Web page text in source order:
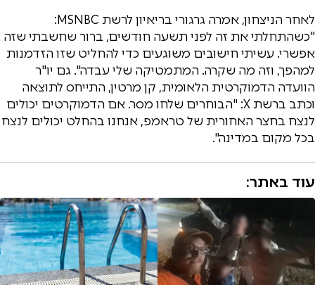
לאחר הניצחון, אמרה גרגורי בריאיון לרשת MSNBC:
"כשהתחלתי את זה לפני תשעה חודשים, ברור שחשבתי שזה
אפשרי. עשיתי חישובים משוגעים כדי להחליט שזו הזדמנות
למהפך, וזה מה שקרה. המתמטיקה שלי עבדה". גם יו"ר
הוועדה הדמוקרטית הלאומית, קן מרטין, התייחס לתוצאה
וכתב ברשת X: "הבוחרים שלחו מסר. אם הדמוקרטים יכולים
לנצח בחצר האחורית של טראמפ, אנחנו בהחלט יכולים לנצח
בכל מקום במדינה".
עוד באתר: